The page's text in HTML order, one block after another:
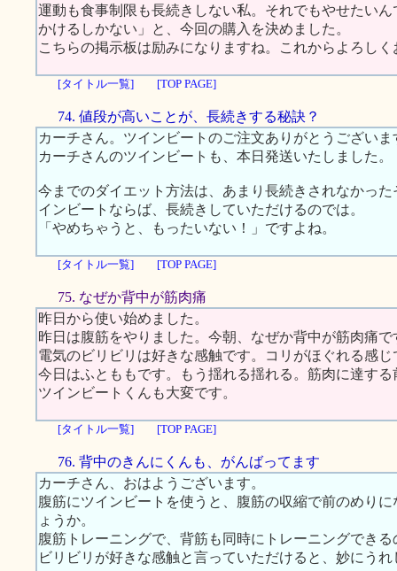
運動も食事制限も長続きしない私。それでもやせたい
かけるしかない」と、今回の購入を決めました。
こちらの掲示板は励みになりますね。これからよろし
[タイトル一覧] [TOP PAGE]
74. 値段が高いことが、長続きする秘訣？
カーチさん。ツインビートのご注文ありがとうございま
カーチさんのツインビートも、本日発送いたしました。
今までのダイエット方法は、あまり長続きされなかっ
インビートならば、長続きしていただけるのでは。
「やめちゃうと、もったいない！」ですよね。
[タイトル一覧] [TOP PAGE]
75. なぜか背中が筋肉痛
昨日から使い始めました。
昨日は腹筋をやりました。今朝、なぜか背中が筋肉痛で
電気のビリビリは好きな感触です。コリがほぐれる感じ
今日はふとももです。もう揺れる揺れる。筋肉に達す
ツインビートくんも大変です。
[タイトル一覧] [TOP PAGE]
76. 背中のきんにくんも、がんばってます
カーチさん、おはようございます。
腹筋にツインビートを使うと、腹筋の収縮で前のめり
ょうか。
腹筋トレーニングで、背筋も同時にトレーニングでき
ビリビリが好きな感触と言っていただけると、妙にうれ